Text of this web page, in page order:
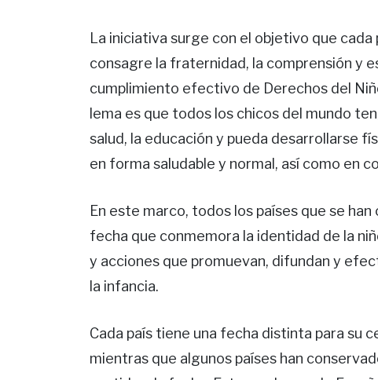
La iniciativa surge con el objetivo que
consagre la fraternidad, la comprensión y
cumplimiento efectivo de Derechos del
lema es que todos los chicos del mundo
salud, la educación y pueda desarrollarse
en forma saludable y normal, así como en
En este marco, todos los países que se
fecha que conmemora la identidad de la
y acciones que promuevan, difundan y
la infancia.
Cada país tiene una fecha distinta para su
mientras que algunos países han